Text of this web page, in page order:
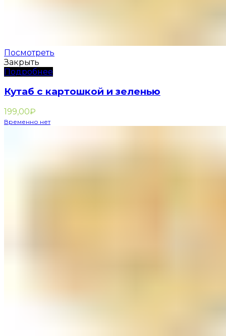
Посмотреть
Закрыть
Подробнее
Кутаб с картошкой и зеленью
199,00₽
Временно нет